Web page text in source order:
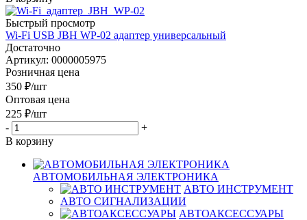
Быстрый просмотр
Wi-Fi USB JBH WP-02 адаптер универсальный
Достаточно
Артикул: 0000005975
Розничная цена
350 ₽/шт
Оптовая цена
225 ₽/шт
-
+
В корзину
АВТОМОБИЛЬНАЯ ЭЛЕКТРОНИКА
АВТО ИНСТРУМЕНТ
АВТО СИГНАЛИЗАЦИИ
АВТОАКСЕССУАРЫ